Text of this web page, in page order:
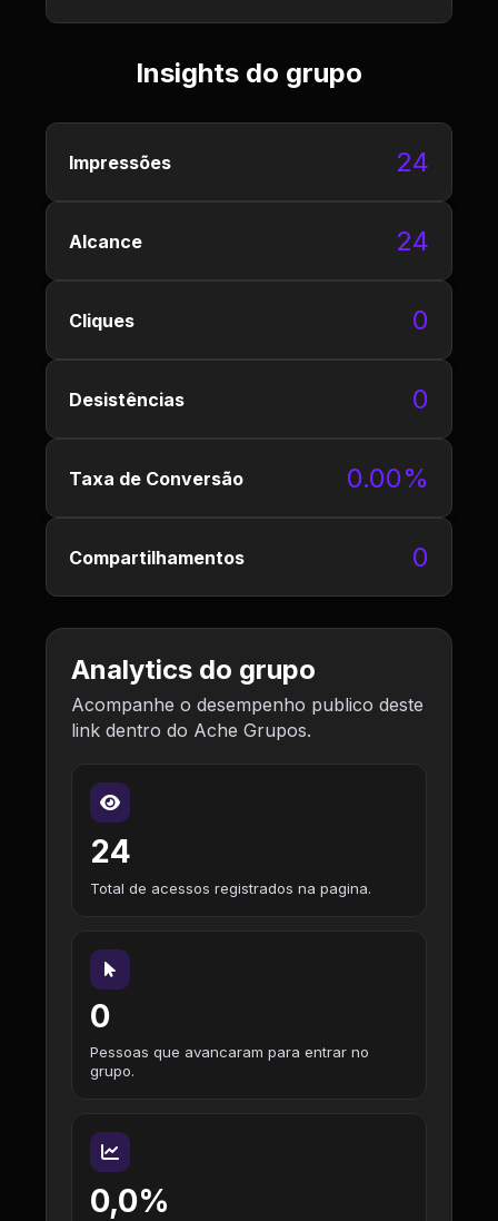
Insights do grupo
Impressões 24
Alcance 24
Cliques 0
Desistências 0
Taxa de Conversão 0.00%
Compartilhamentos 0
Analytics do grupo
Acompanhe o desempenho publico deste
link dentro do Ache Grupos.
24
Total de acessos registrados na pagina.
0
Pessoas que avancaram para entrar no
grupo.
0,0%